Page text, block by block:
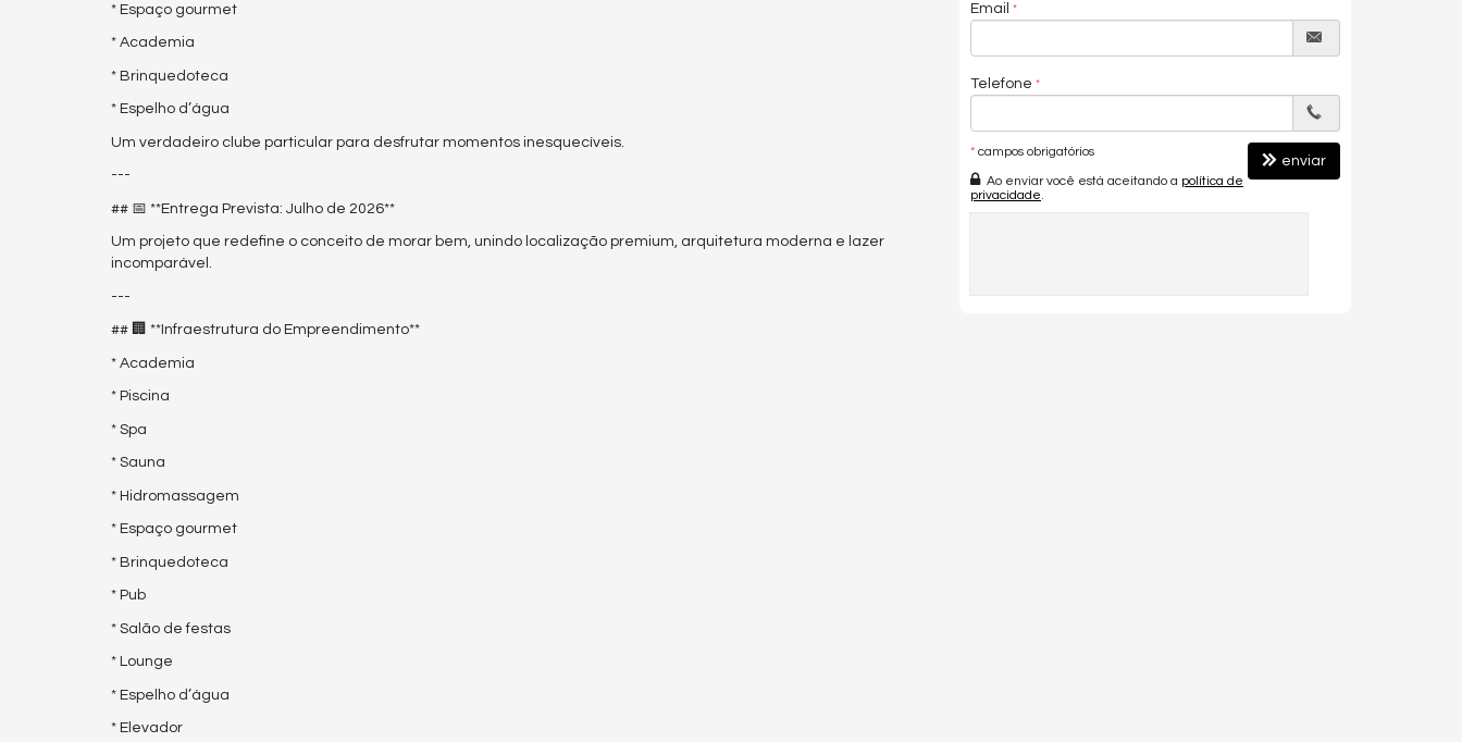
* Espaço gourmet
* Academia
* Brinquedoteca
* Espelho d’água
Um verdadeiro clube particular para desfrutar momentos inesquecíveis.
---
## 📅 **Entrega Prevista: Julho de 2026**
Um projeto que redefine o conceito de morar bem, unindo localização premium, arquitetura moderna e lazer
incomparável.
---
## 🏢 **Infraestrutura do Empreendimento**
* Academia
* Piscina
* Spa
* Sauna
* Hidromassagem
* Espaço gourmet
* Brinquedoteca
* Pub
* Salão de festas
* Lounge
* Espelho d’água
* Elevador
Email
Telefone
* campos obrigatórios
Ao enviar você está aceitando a política de
privacidade
enviar